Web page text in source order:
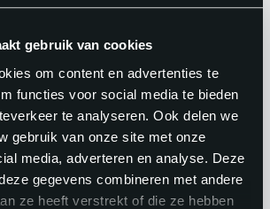
gebruik van cookies
om content en advertenties te
functies voor social media te bieden
te analyseren. Ook delen we
gebruik van onze site met onze
media, adverteren en analyse. Deze
gegevens combineren met andere
ze heeft verstrekt of die ze hebben
draait de hele
De combinatie van
techniek, puzzelen onder
aan iets dat steeds
maakt dit vak inhoudelijk